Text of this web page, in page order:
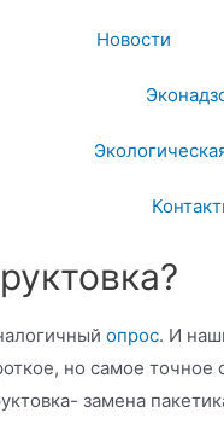
Новости
опрос. И
но самое точное
замена